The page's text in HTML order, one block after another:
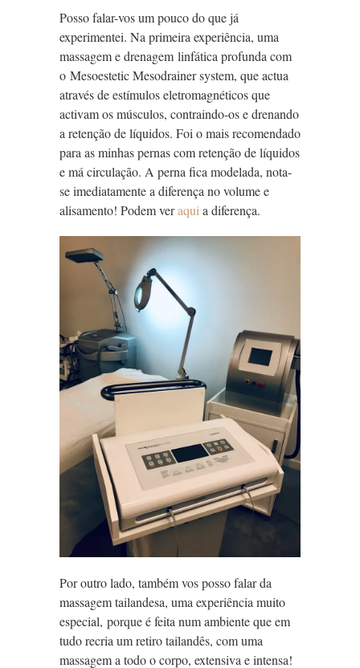
Posso falar-vos um pouco do que já
experimentei. Na primeira experiência, uma
massagem e drenagem linfática profunda com
o Mesoestetic Mesodrainer system, que actua
através de estímulos eletromagnéticos que
activam os músculos, contraindo-os e drenando
a retenção de líquidos. Foi o mais recomendado
para as minhas pernas com retenção de líquidos
e má circulação. A perna fica modelada, nota-
se imediatamente a diferença no volume e
alisamento! Podem veraqui a diferença.
Por outro lado, também vos posso falar da
massagem tailandesa, uma experiência muito
especial, porque é feita num ambiente que em
tudo recria um retiro tailandês, com uma
massagem a todo o corpo, extensiva e intensa!